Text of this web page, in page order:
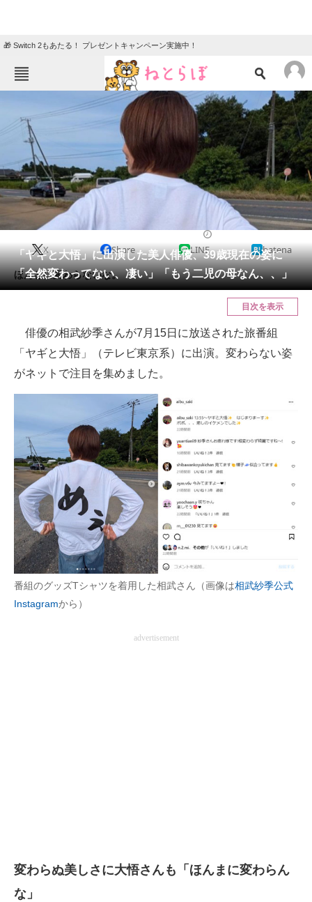
🎁 Switch 2もあたる！ プレゼントキャンペーン実施中！
TOP
エンタメ クイズ
グルメ 地域
住まい
会員記事
メディア
ITの今と未来を見通す
スマホと通信の最新トレンド
進化するPCとデバイスの未来
好きが集まる 比べて選べる
ビジネスと働き方のヒント
AI活用のいまが分かる
企業ITのトレンドを詳説
経営リーダーのコミュニティ
マーケ×ITの今がよく分かる
ITエンジニア向け専門サイト
企業向けIT製品の総合サイト
「ヤギと大悟」に出演した美人俳優、39歳現在の姿に
「全然変わってない、凄い」「もう二児の母なん、、」
X Share LINE hatena
ほんとに変わらないな。
目次を表示
俳優の相武紗季さんが7月15日に放送された旅番組
「ヤギと大悟」（テレビ東京系）に出演。変わらない姿
がネットで注目を集めました。
番組のグッズTシャツを着用した相武さん（画像は相武紗季公式
Instagramから）
advertisement
変わらぬ美しさに大悟さんも「ほんまに変わらん
な」